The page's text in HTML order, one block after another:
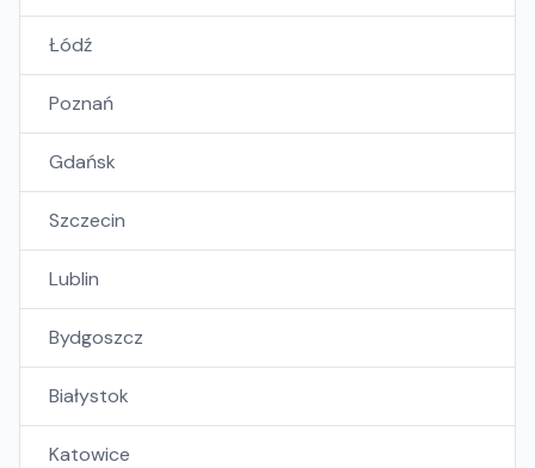
Łódź
Poznań
Gdańsk
Szczecin
Lublin
Bydgoszcz
Białystok
Katowice